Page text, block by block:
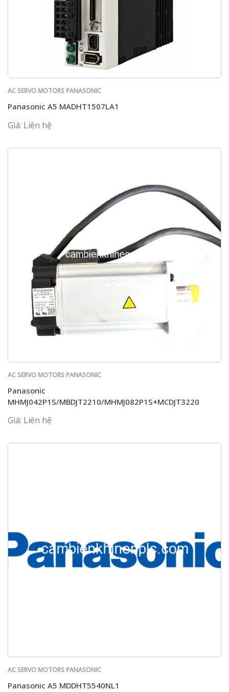
AC SERVO MOTORS PANASONIC
Panasonic A5 MADHT1507LA1
Giá: Liên hệ
AC SERVO MOTORS PANASONIC
Panasonic
MHMJ042P1S/MBDJT2210/MHMJ082P1S+MCDJT3220
Giá: Liên hệ
AC SERVO MOTORS PANASONIC
Panasonic A5 MDDHT5540NL1